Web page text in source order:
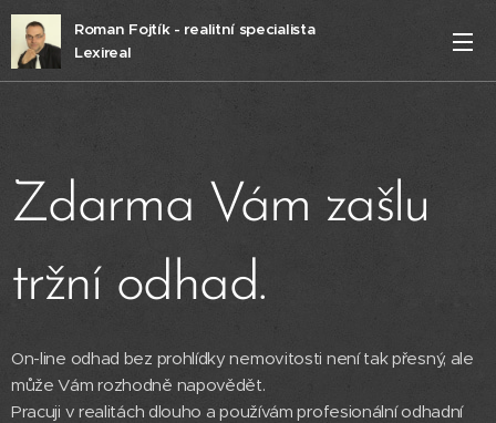
Roman Fojtík - realitní specialista
Lexireal
Zdarma Vám zašlu
tržní odhad.
On-line odhad bez prohlídky nemovitosti není tak přesný, ale
může Vám rozhodně napovědět.
Pracuji v realitách dlouho a používám profesionální odhadní